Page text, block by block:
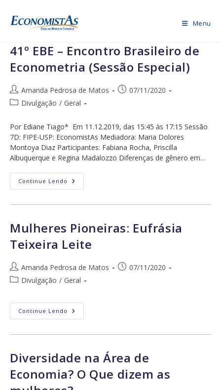
para
Menu
41º EBE – Encontro Brasileiro de
Econometria (Sessão Especial)
Autor
do
Amanda Pedrosa de Matos
Post07/11/2020
Categoria
post:
Divulgação / Geral
Por Ediane Tiago* Em 11.12.2019, das 15:45 às 17:15 Sessão
7D: FIPE-USP: EconomistAs Mediadora: Maria Dolores
Montoya Diaz Participantes: Fabiana Rocha, Priscilla
Albuquerque e Regina Madalozzo Diferenças de gênero em…
Continue Lendo 41º
EBE
Econometria
(Sessão
Mulheres Pioneiras: Eufrásia
Teixeira Leite
Autor
do
Amanda Pedrosa de Matos
Post07/11/2020
Categoria
post:
Divulgação / Geral
Continue Lendo Mulheres
Pioneiras:
Diversidade na Área de
Economia? O Que dizem as